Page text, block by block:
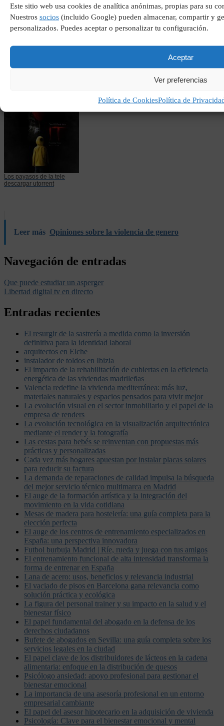
Este sitio web usa cookies de analítica anónimas, propias para su
Nuestros socios (incluido Google) pueden almacenar, compartir y
personalizados. Puedes aceptar o personalizar tu configuración.
Aceptar
Ver preferencias
Política de CookiesPolítica de
Los payasos de la tele
descargar utorrent
Leer más Opiniones sobre la violencia de genero
Navegación de entradas
Que puede estudiar un asperger
Libertad digital tv en directo
Entradas recientes
El resurgir de la sastrería a medida como la inversión
definitiva para la identidad laboral
arquitectos en Elche
instalador de toldos en Ibizia
El impacto de la rehabilitación de cubiertas en la eficiencia
energética de las viviendas madrileñas
Valencia redefine la vivienda mediterránea: más luz,
materiales naturales y espacios pensados para vivir mejor
La evolución visual en el sector inmobiliario y el papel de la
empresa de renders
La evolución tecnológica en la visualización arquitectónica
mediante el render y la fotografía
Las cestas para bebés se reinventan con propuestas más
prácticas y personalizadas
Cada vez más hogares apuestan por instalar placas solares
para reducir su factura
La demanda de reparaciones de calidad impulsa la búsqueda
del mejor servicio técnico multimarca en Madrid
El auge de la formación artística y la integración del
movimiento en la vida cotidiana
Mesas de madera para hostelería: una guía completa para la
elección perfecta
El auge de los centros de entrenamiento especializados en
España: una perspectiva innovadora
Futbol burbuja Madrid | Ríe, rueda y juega con tus amigos
El entrenamiento funcional de alta intensidad transforma la
forma de entrenar en España
Lana de acero: usos, beneficios y relevancia industrial
El vaciado de pisos en Barcelona gana relevancia como
solución práctica y ecológica
La figura del personal trainer y su impacto en la salud y el
bienestar físico
El papel fundamental del abogado en la defensa de los
derechos ciudadanos
Bufete de abogados en Sevilla: una guía completa sobre los
servicios legales en la ciudad
El papel clave de los distribuidores de lácteos en la cadena
alimentaria: enfoque en la distribución de quesos
Psicólogo ansiedad: apoyo profesional para gestionar el
bienestar emocional
La importancia de una asesoría profesional en un entorno
empresarial cambiante
El papel del asesor hipotecario en la adquisición de vivienda
Psicología: Clave para el bienestar emocional y mental